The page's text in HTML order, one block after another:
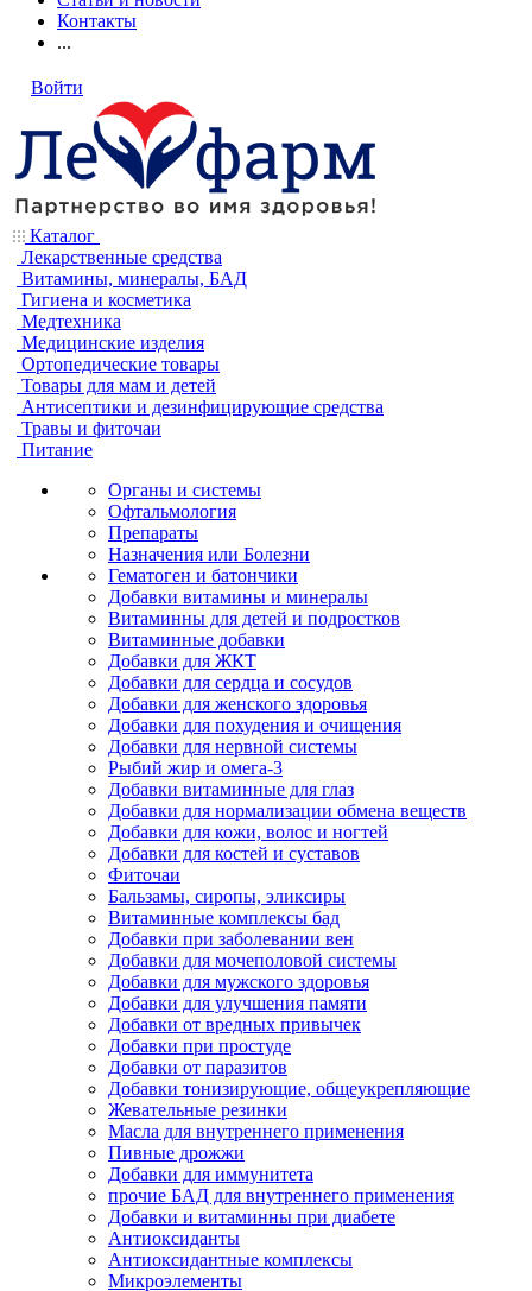
Контакты
...
Войти
Каталог
Лекарственные средства
Витамины, минералы, БАД
Гигиена и косметика
Медтехника
Медицинские изделия
Ортопедические товары
Товары для мам и детей
Антисептики и дезинфицирующие средства
Травы и фиточаи
Питание
Органы и системы
Офтальмология
Препараты
Назначения или Болезни
Гематоген и батончики
Добавки витамины и минералы
Витаминны для детей и подростков
Витаминные добавки
Добавки для ЖКТ
Добавки для сердца и сосудов
Добавки для женского здоровья
Добавки для похудения и очищения
Добавки для нервной системы
Рыбий жир и омега-3
Добавки витаминные для глаз
Добавки для нормализации обмена веществ
Добавки для кожи, волос и ногтей
Добавки для костей и суставов
Фиточаи
Бальзамы, сиропы, эликсиры
Витаминные комплексы бад
Добавки при заболевании вен
Добавки для мочеполовой системы
Добавки для мужского здоровья
Добавки для улучшения памяти
Добавки от вредных привычек
Добавки при простуде
Добавки от паразитов
Добавки тонизирующие, общеукрепляющие
Жевательные резинки
Масла для внутреннего применения
Пивные дрожжи
Добавки для иммунитета
прочие БАД для внутреннего применения
Добавки и витаминны при диабете
Антиоксиданты
Антиоксидантные комплексы
Микроэлементы